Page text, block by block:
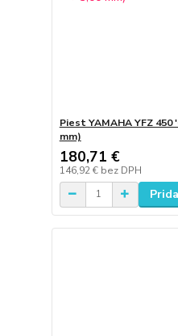
Piest YAMAHA YFZ 450
mm)
180,71 €
146,92 € bez DPH